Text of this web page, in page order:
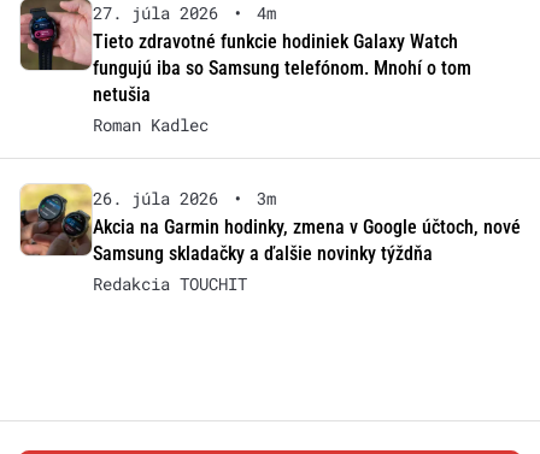
27. júla 2026 •
4m
Tieto zdravotné funkcie hodiniek Galaxy Watch
fungujú iba so Samsung telefónom. Mnohí o tom
netušia
Roman Kadlec
26. júla 2026 •
3m
Akcia na Garmin hodinky, zmena v Google účtoch, nové
Samsung skladačky a ďalšie novinky týždňa
Redakcia TOUCHIT